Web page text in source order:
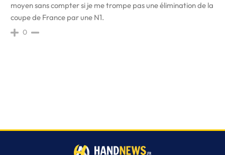
moyen sans compter si je me trompe pas une élimination de la
coupe de France par une N1.
0